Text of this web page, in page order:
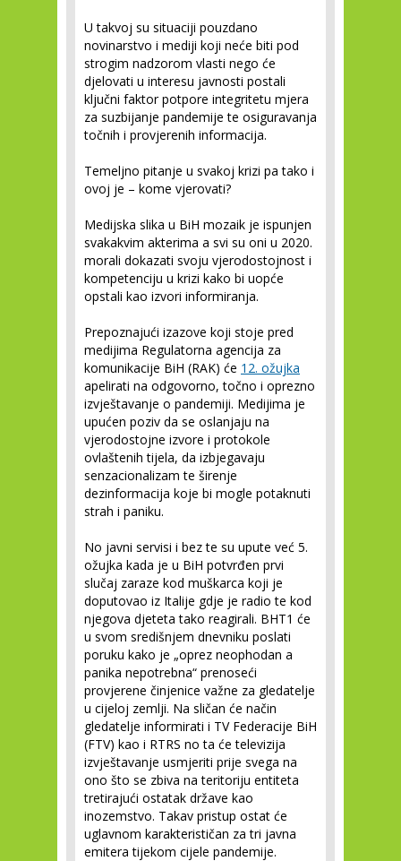
U takvoj su situaciji pouzdano
novinarstvo i mediji koji neće biti pod
strogim nadzorom vlasti nego će
djelovati u interesu javnosti postali
ključni faktor potpore integritetu mjera
za suzbijanje pandemije te osiguravanja
točnih i provjerenih informacija.
Temeljno pitanje u svakoj krizi pa tako i
ovoj je – kome vjerovati?
Medijska slika u BiH mozaik je ispunjen
svakakvim akterima a svi su oni u 2020.
morali dokazati svoju vjerodostojnost i
kompetenciju u krizi kako bi uopće
opstali kao izvori informiranja.
Prepoznajući izazove koji stoje pred
medijima Regulatorna agencija za
komunikacije BiH (RAK) će 12. ožujka
apelirati na odgovorno, točno i oprezno
izvještavanje o pandemiji. Medijima je
upućen poziv da se oslanjaju na
vjerodostojne izvore i protokole
ovlaštenih tijela, da izbjegavaju
senzacionalizam te širenje
dezinformacija koje bi mogle potaknuti
strah i paniku.
No javni servisi i bez te su upute već 5.
ožujka kada je u BiH potvrđen prvi
slučaj zaraze kod muškarca koji je
doputovao iz Italije gdje je radio te kod
njegova djeteta tako reagirali. BHT1 će
u svom središnjem dnevniku poslati
poruku kako je „oprez neophodan a
panika nepotrebna“ prenoseći
provjerene činjenice važne za gledatelje
u cijeloj zemlji. Na sličan će način
gledatelje informirati i TV Federacije BiH
(FTV) kao i RTRS no ta će televizija
izvještavanje usmjeriti prije svega na
ono što se zbiva na teritoriju entiteta
tretirajući ostatak države kao
inozemstvo. Takav pristup ostat će
uglavnom karakterističan za tri javna
emitera tijekom cijele pandemije.